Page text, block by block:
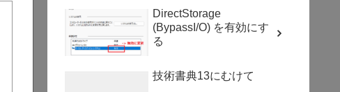
DirectStorage
(BypassI/O) を有効にす
る
技術書典13にむけて